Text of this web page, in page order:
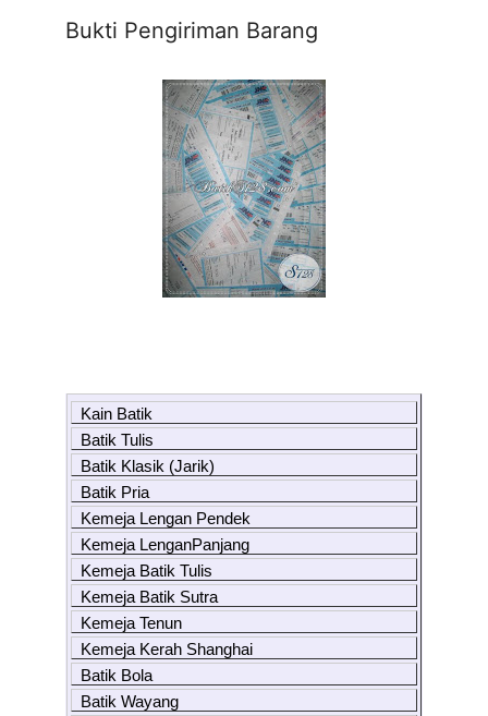
Bukti Pengiriman Barang
Kain Batik
Batik Tulis
Batik Klasik (Jarik)
Batik Pria
Kemeja Lengan Pendek
Kemeja LenganPanjang
Kemeja Batik Tulis
Kemeja Batik Sutra
Kemeja Tenun
Kemeja Kerah Shanghai
Batik Bola
Batik Wayang